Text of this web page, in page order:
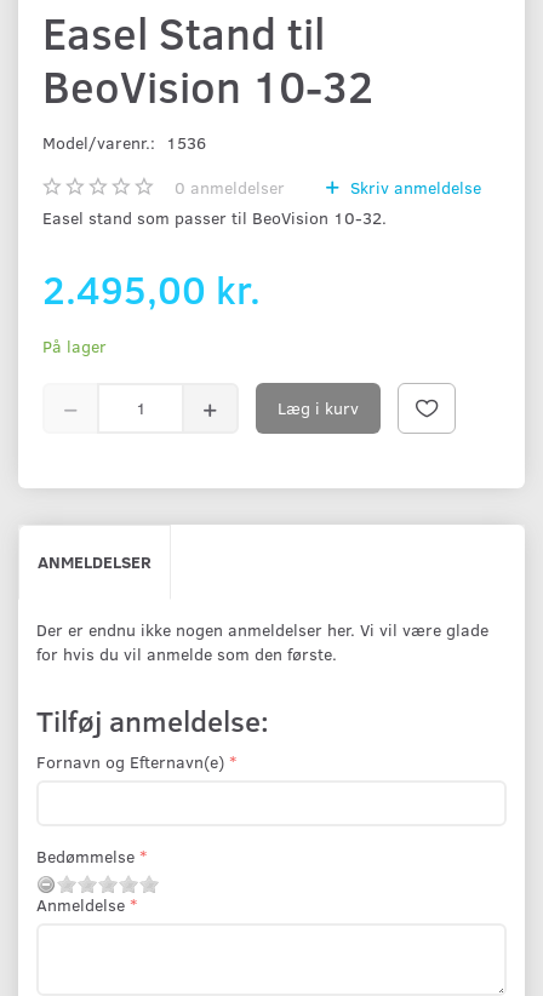
Easel Stand til
BeoVision 10-32
Model/varenr.:
1536
0 anmeldelser
Skriv anmeldelse
Easel stand som passer til BeoVision 10-32.
2.495,00 kr.
På lager
Læg i kurv
ANMELDELSER
Der er endnu ikke nogen anmeldelser her. Vi vil være glade
for hvis du vil anmelde som den første.
Tilføj anmeldelse:
Fornavn og Efternavn(e)
Bedømmelse
Anmeldelse